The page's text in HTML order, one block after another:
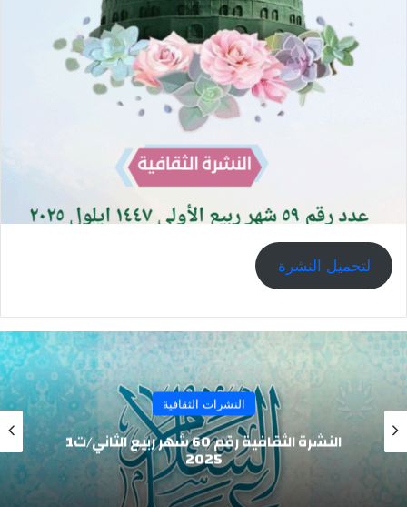
لتحميل النشرة
النشرات الثقافية
النشرة الثقافية رقم 60 شهر ربيع الثاني/ت1
2025